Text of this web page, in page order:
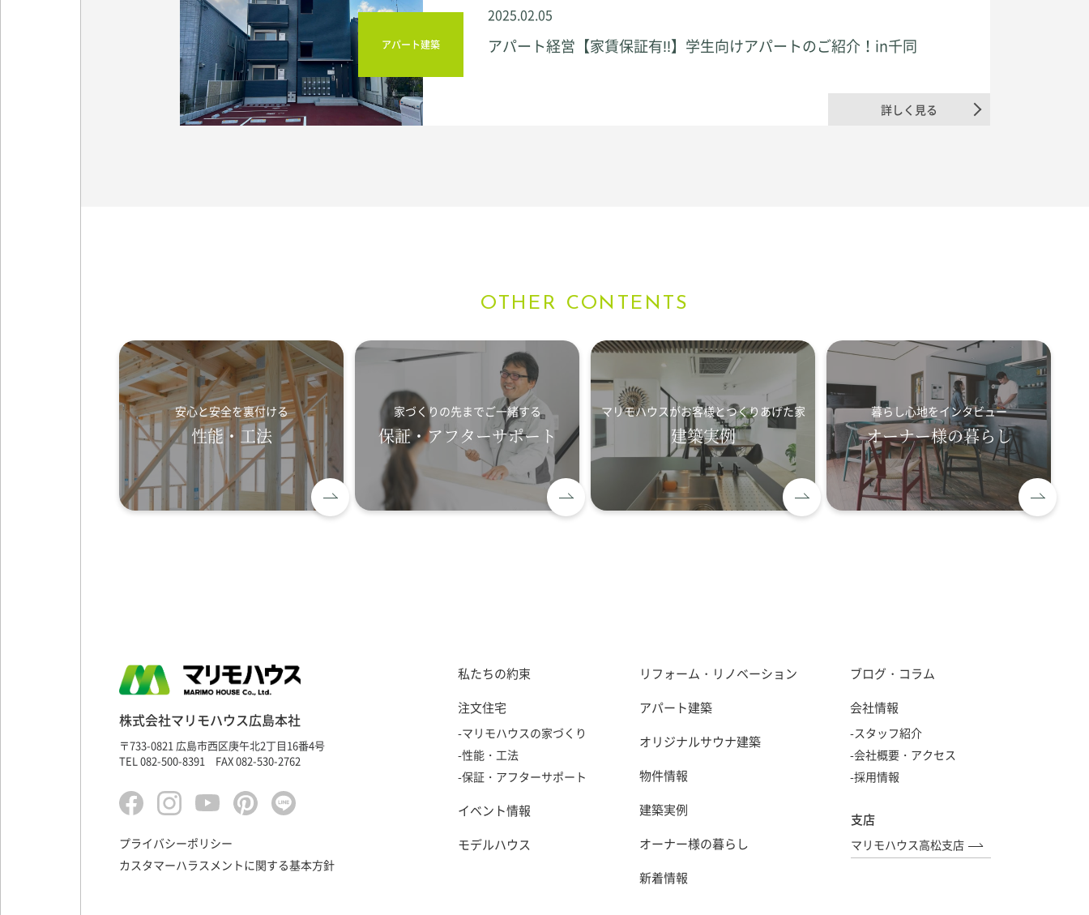
アパート建築
2025.02.05
アパート経営【家賃保証有‼️】学生向けアパートのご紹介！in千同
詳しく見る
OTHER CONTENTS
安心と安全を裏付ける
性能・工法
家づくりの先までご一緒する
保証・アフターサポート
マリモハウスがお客様とつくりあげた家
建築実例
暮らし心地をインタビュー
オーナー様の暮らし
株式会社マリモハウス広島本社
〒733-0821 広島市西区庚午北2丁目16番4号
TEL 082-500-8391 FAX 082-530-2762
プライバシーポリシー
カスタマーハラスメントに関する基本方針
私たちの約束
注文住宅
-マリモハウスの家づくり
-性能・工法
-保証・アフターサポート
イベント情報
モデルハウス
リフォーム・リノベーション
アパート建築
オリジナルサウナ建築
物件情報
建築実例
オーナー様の暮らし
新着情報
ブログ・コラム
会社情報
-スタッフ紹介
-会社概要・アクセス
-採用情報
支店
マリモハウス高松支店
オリジナルサウナ建築